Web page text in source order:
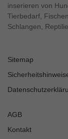
inserieren von
Tierbedarf,
Schlangen,
Sitemap
AGB
Kontakt